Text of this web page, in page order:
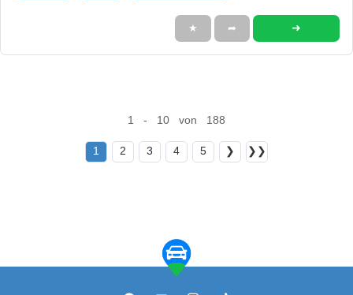
★ ➦ ➜
1 - 10 von 188
1 2 3 4 5 ❯ ❯❯